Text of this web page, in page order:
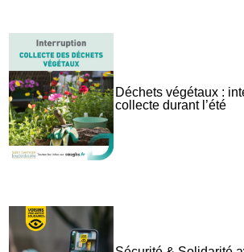
Déchets végétaux :
collecte durant l’été